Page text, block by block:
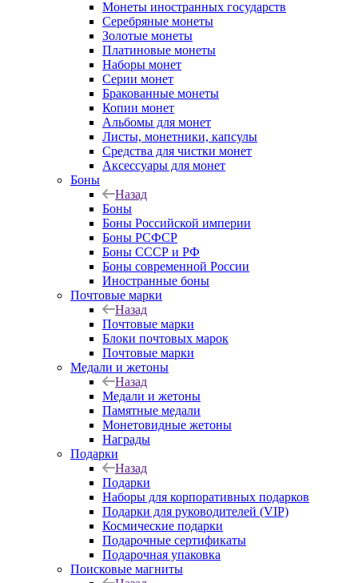
Монеты иностранных государств
Серебряные монеты
Золотые монеты
Платиновые монеты
Наборы монет
Серии монет
Бракованные монеты
Копии монет
Альбомы для монет
Листы, монетники, капсулы
Средства для чистки монет
Аксессуары для монет
Боны
Назад
Боны
Боны Российской империи
Боны РСФСР
Боны СССР и РФ
Боны современной России
Иностранные боны
Почтовые марки
Назад
Почтовые марки
Блоки почтовых марок
Почтовые марки
Медали и жетоны
Назад
Медали и жетоны
Памятные медали
Монетовидные жетоны
Награды
Подарки
Назад
Подарки
Наборы для корпоративных подарков
Подарки для руководителей (VIP)
Космические подарки
Подарочные сертификаты
Подарочная упаковка
Поисковые магниты